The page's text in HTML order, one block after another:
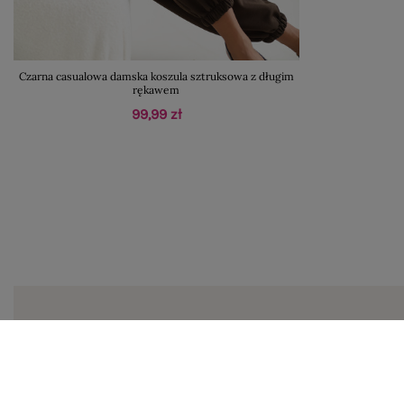
Czarna casualowa damska koszula sztruksowa z długim
rękawem
99,99 zł